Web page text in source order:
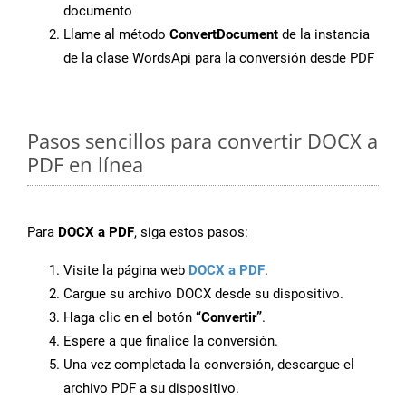
documento
Llame al método ConvertDocument de la instancia
de la clase WordsApi para la conversión desde PDF
Pasos sencillos para convertir DOCX a
PDF en línea
Para DOCX a PDF, siga estos pasos:
Visite la página web DOCX a PDF.
Cargue su archivo DOCX desde su dispositivo.
Haga clic en el botón “Convertir”.
Espere a que finalice la conversión.
Una vez completada la conversión, descargue el
archivo PDF a su dispositivo.